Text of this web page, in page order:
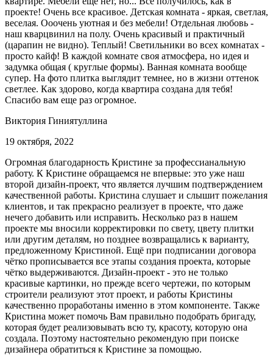
проекте! Очень все красивое. Детская комната - яркая, светлая,
веселая. Ооочень уютная и без мебели! Отдельная любовь -
наш кварцвинил на полу. Очень красивый и практичный
(царапин не видно). Теплый! Светильники во всех комнатах -
просто кайф! В каждой комнате своя атмосфера, но идея и
задумка общая ( круглые формы). Ванная комната вообще
супер. На фото плитка выглядит темнее, но в жизни оттенок
светлее. Как здорово, когда квартира создана для тебя!
Спасибо вам еще раз огромное.
Виктория Гиниятуллина
19 октября, 2022
Огромная благодарность Кристине за профессианальную
работу. К Кристине обращаемся не впервые: это уже наш
второй дизайн-проект, что является лучшим подтверждением
качественной работы. Кристина слушает и слышит пожелания
клиентов, и так прекрасно реализует в проекте, что даже
нечего добавить или исправить. Несколько раз в нашем
проекте мы вносили корректировки по свету, цвету плитки
или другим деталям, но позднее возвращались к варианту,
предложенному Кристиной. Ещё при подписании договора
чётко прописывается все этапы создания проекта, которые
чётко выдерживаются. Дизайн-проект - это не только
красивые картинки, но прежде всего чертежи, по которым
строители реализуют этот проект, и работы Кристины
качественно проработаны именно в этом компоненте. Также
Кристина может помочь Вам правильно подобрать бригаду,
которая будет реализовывать всю ту, красоту, которую она
создала. Поэтому настоятельно рекомендую при поиске
дизайнера обратиться к Кристине за помощью.